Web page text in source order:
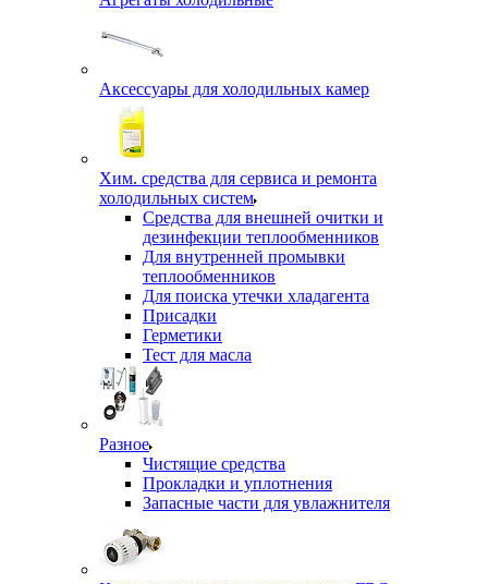
Аксессуары для холодильных камер
Хим. средства для сервиса и ремонта
холодильных систем
Средства для внешней очитки и
дезинфекции теплообменников
Для внутренней промывки
теплообменников
Для поиска утечки хладагента
Присадки
Герметики
Тест для масла
Разное
Чистящие средства
Прокладки и уплотнения
Запасные части для увлажнителя